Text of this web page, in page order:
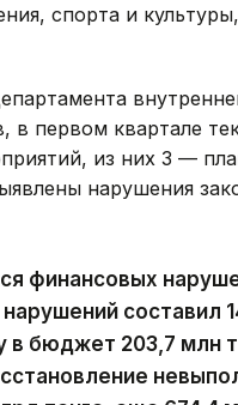
спорта и
в первом квартале
из них 3 —
нарушения
финансовых
составил
в бюджет 203,7 млн